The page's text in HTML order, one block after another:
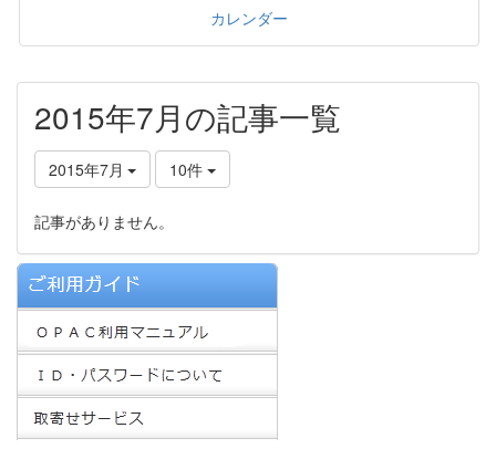
カレンダー
2015年7月の記事一覧
2015年7月 10件
記事がありません。